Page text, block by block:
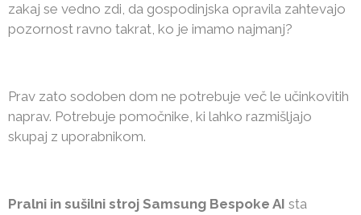
zakaj se vedno zdi, da gospodinjska opravila zahtevajo
pozornost ravno takrat, ko je imamo najmanj?
Prav zato sodoben dom ne potrebuje več le učinkovitih
naprav. Potrebuje pomočnike, ki lahko razmišljajo
skupaj z uporabnikom.
Pralni in sušilni stroj Samsung Bespoke AI sta